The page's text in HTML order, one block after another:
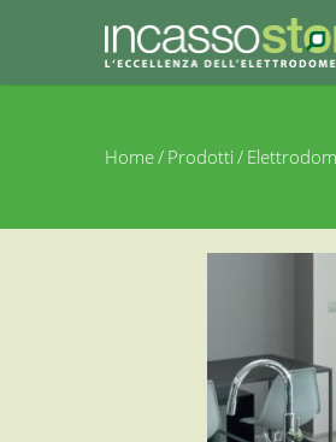
Home/ Prodotti /